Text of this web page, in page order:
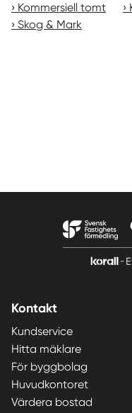
Kommersiell tomt
Skog & Mark
Kontakt
Kundservice
Hitta mäklare
För byggbolag
Huvudkontoret
Värdera bostad